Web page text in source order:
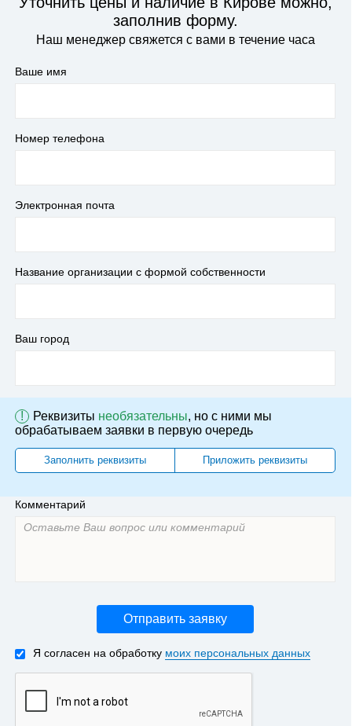
заполнив форму.
Наш менеджер свяжется с вами в течение часа
Ваше имя
Номер телефона
Электронная почта
Название организации с формой собственности
Ваш город
! Реквизиты необязательны, но с ними мы
обрабатываем заявки в первую очередь
Заполнить реквизиты Приложить реквизиты
Комментарий
Отправить заявку
Я согласен на обработку моих персональных данных